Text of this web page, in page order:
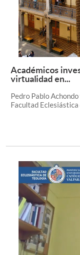
Académicos
virtualidad en...
Pedro Pablo
Facultad Eclesiástica